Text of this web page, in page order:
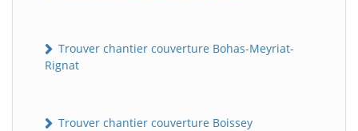
Trouver chantier couverture Bohas-Meyriat-
Rignat
Trouver chantier couverture Boissey